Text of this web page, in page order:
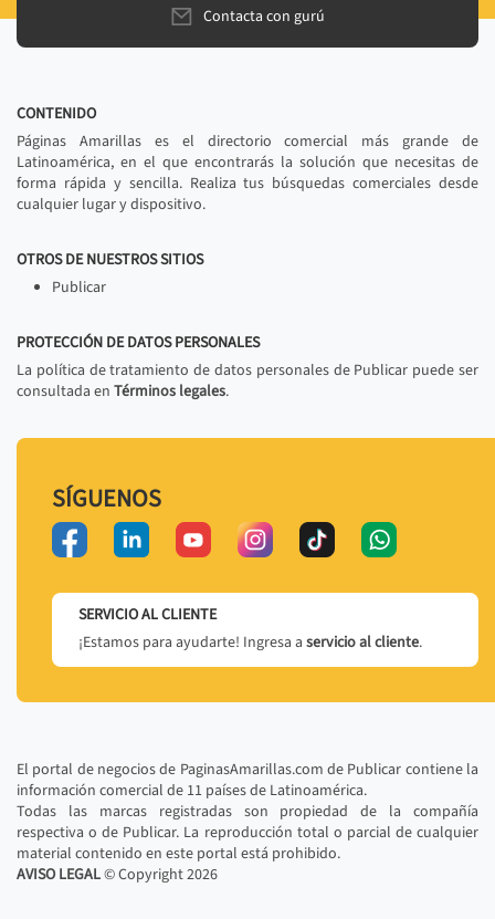
Contacta con gurú
CONTENIDO
Páginas Amarillas es el directorio comercial más grande de
Latinoamérica, en el que encontrarás la solución que necesitas de
forma rápida y sencilla. Realiza tus búsquedas comerciales desde
cualquier lugar y dispositivo.
OTROS DE NUESTROS SITIOS
Publicar
PROTECCIÓN DE DATOS PERSONALES
La política de tratamiento de datos personales de Publicar puede ser
consultada en Términos legales.
SÍGUENOS
SERVICIO AL CLIENTE
¡Estamos para ayudarte! Ingresa a servicio al cliente.
El portal de negocios de PaginasAmarillas.com de Publicar contiene la
información comercial de 11 países de Latinoamérica.
Todas las marcas registradas son propiedad de la compañía
respectiva o de Publicar. La reproducción total o parcial de cualquier
material contenido en este portal está prohibido.
AVISO LEGAL© Copyright2026